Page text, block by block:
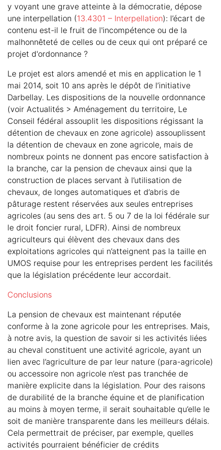
y voyant une grave atteinte à la démocratie, dépose
une interpellation (13.4301 – Interpellation): l’écart de
contenu est-il le fruit de l'incompétence ou de la
malhonnêteté de celles ou de ceux qui ont préparé ce
projet d'ordonnance ?
Le projet est alors amendé et mis en application le 1
mai 2014, soit 10 ans après le dépôt de l’initiative
Darbellay. Les dispositions de la nouvelle ordonnance
(voir Actualités > Aménagement du territoire, Le
Conseil fédéral assouplit les dispositions régissant la
détention de chevaux en zone agricole) assouplissent
la détention de chevaux en zone agricole, mais de
nombreux points ne donnent pas encore satisfaction à
la branche, car la pension de chevaux ainsi que la
construction de places servant à l’utilisation de
chevaux, de longes automatiques et d’abris de
pâturage restent réservées aux seules entreprises
agricoles (au sens des art. 5 ou 7 de la loi fédérale sur
le droit foncier rural, LDFR). Ainsi de nombreux
agriculteurs qui élèvent des chevaux dans des
exploitations agricoles qui n’atteignent pas la taille en
UMOS requise pour les entreprises perdent les facilités
que la législation précédente leur accordait.
Conclusions
La pension de chevaux est maintenant réputée
conforme à la zone agricole pour les entreprises. Mais,
à notre avis, la question de savoir si les activités liées
au cheval constituent une activité agricole, ayant un
lien avec l’agriculture de par leur nature (para-agricole)
ou accessoire non agricole n’est pas tranchée de
manière explicite dans la législation. Pour des raisons
de durabilité de la branche équine et de planification
au moins à moyen terme, il serait souhaitable qu’elle le
soit de manière transparente dans les meilleurs délais.
Cela permettrait de préciser, par exemple, quelles
activités pourraient bénéficier de crédits